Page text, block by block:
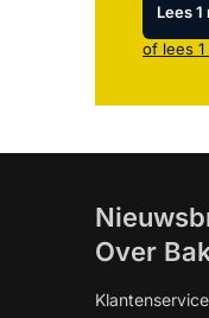
Lees
of lees 1
Over
Klantenservice